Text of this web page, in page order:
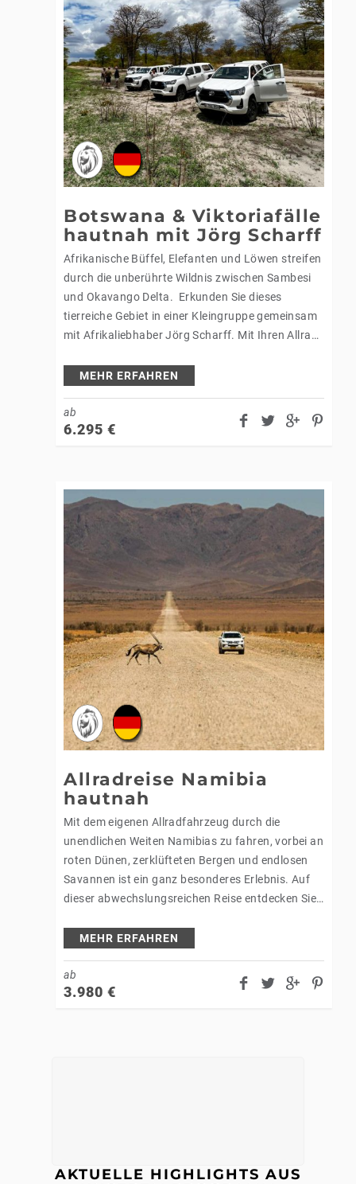
Botswana & Viktoriafälle
hautnah mit Jörg Scharff
Afrikanische Büffel, Elefanten und Löwen streifen
durch die unberührte Wildnis zwischen Sambesi
und Okavango Delta. Erkunden Sie dieses
tierreiche Gebiet in einer Kleingruppe gemeinsam
mit Afrikaliebhaber Jörg Scharff. Mit Ihren Allrad-
schönsten Gebiete Botswanas…
MEHR ERFAHREN
ab
6.295 €
Allradreise Namibia
hautnah
Mit dem eigenen Allradfahrzeug durch die
unendlichen Weiten Namibias zu fahren, vorbei an
roten Dünen, zerklüfteten Bergen und endlosen
Savannen ist ein ganz besonderes Erlebnis. Auf
dieser abwechslungsreichen Reise entdecken Sie
begleitet von einer…
MEHR ERFAHREN
ab
3.980 €
AKTUELLE HIGHLIGHTS AUS